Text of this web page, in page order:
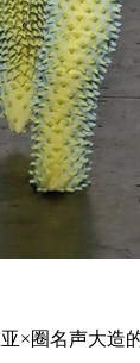
名声大造的